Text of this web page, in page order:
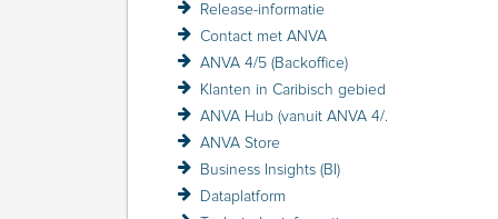
Release-informatie
Contact met ANVA
ANVA 4/5 (Backoffice)
Klanten in Caribisch gebied
ANVA Hub (vanuit ANVA 4/5)
ANVA Store
Business Insights (BI)
Dataplatform